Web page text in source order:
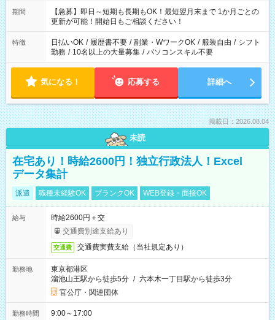
期間
【急募】即日～短期も長期もOK！最短翌月末まで 1か月ごとの
更新が可能！開始日もご相談ください！
特徴 日払いOK / 履歴書不要 / 副業・WワークOK / 服装自由 / シフト
勤務 / 10名以上の大量募集 / パソコンスキル不要
気になる！ 応募する 詳細へ
掲載日：2026.08.04
未読
在宅あり！時給2600円！独立行政法人！Excel
データ集計
派遣 職種未経験OK ブランクOK WEB登録・面接OK
給与
時給2600円＋交
交通費別途支給あり
交通費 交通費実費支給（当社規定あり）
勤務地
東京都港区
溜池山王駅から徒歩5分 / 六本木一丁目駅から徒歩3分
官公庁・関連団体
勤務時間 9:00～17:00